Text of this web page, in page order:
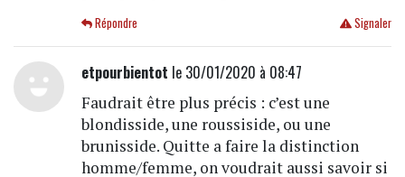
Signaler
Répondre
etpourbientot le 30/01/2020 à 08:47
Faudrait être plus précis : c’est une
blondisside, une roussiside, ou une
brunisside. Quitte a faire la distinction
homme/femme, on voudrait aussi savoir si